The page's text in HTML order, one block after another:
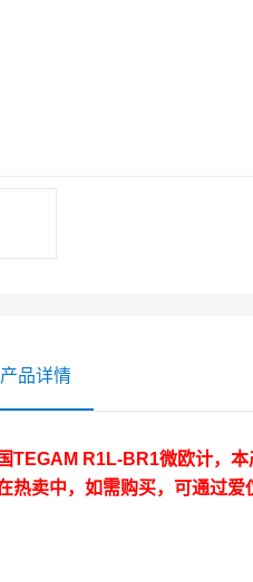
产品详情
TEGAM R1L-BR1微欧计， 本
热卖中，如需购买，可通过